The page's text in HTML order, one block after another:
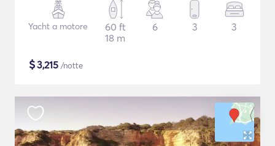
Yacht a motore
60 ft
18 m
6 3 3
$3,215 /notte